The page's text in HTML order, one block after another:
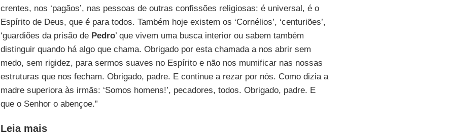
crentes, nos ‘pagãos’, nas pessoas de outras confissões religiosas: é universal, é o
Espírito de Deus, que é para todos. Também hoje existem os ‘Cornélios’, ‘centuriões’,
‘guardiões da prisão de Pedro’ que vivem uma busca interior ou sabem também
distinguir quando há algo que chama. Obrigado por esta chamada a nos abrir sem
medo, sem rigidez, para sermos suaves no Espírito e não nos mumificar nas nossas
estruturas que nos fecham. Obrigado, padre. E continue a rezar por nós. Como dizia a
madre superiora às irmãs: ‘Somos homens!’, pecadores, todos. Obrigado, padre. E
que o Senhor o abençoe.”
Leia mais